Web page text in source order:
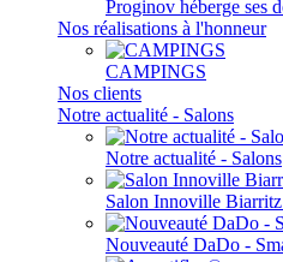
Proginov héberge ses
Nos réalisations à l'honneur
CAMPINGS
Nos clients
Notre actualité - Salons
Notre actualité - Salons
Salon Innoville
Nouveauté DaDo -